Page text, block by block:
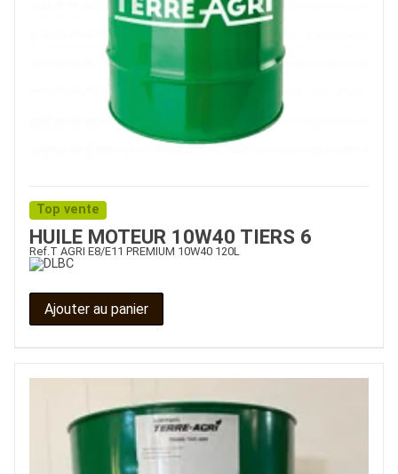
Top vente
HUILE MOTEUR 10W40 TIERS 6
Ref. T AGRI E8/E11 PREMIUM 10W40 120L
Ajouter au panier